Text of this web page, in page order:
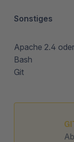
Sonstiges
Apache 2.4
Bash
Git